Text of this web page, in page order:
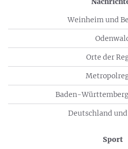
Weinheim und
Orte der
Baden-
Deutschland
Sport